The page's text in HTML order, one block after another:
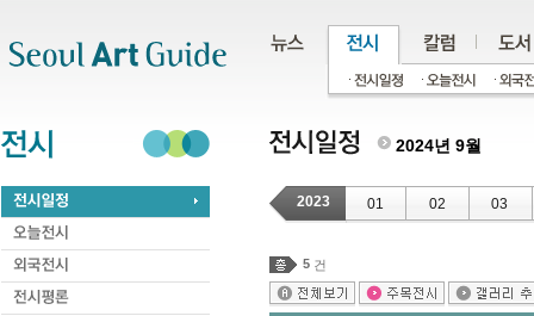
2024년 9월
2023 01 02 03
5 건